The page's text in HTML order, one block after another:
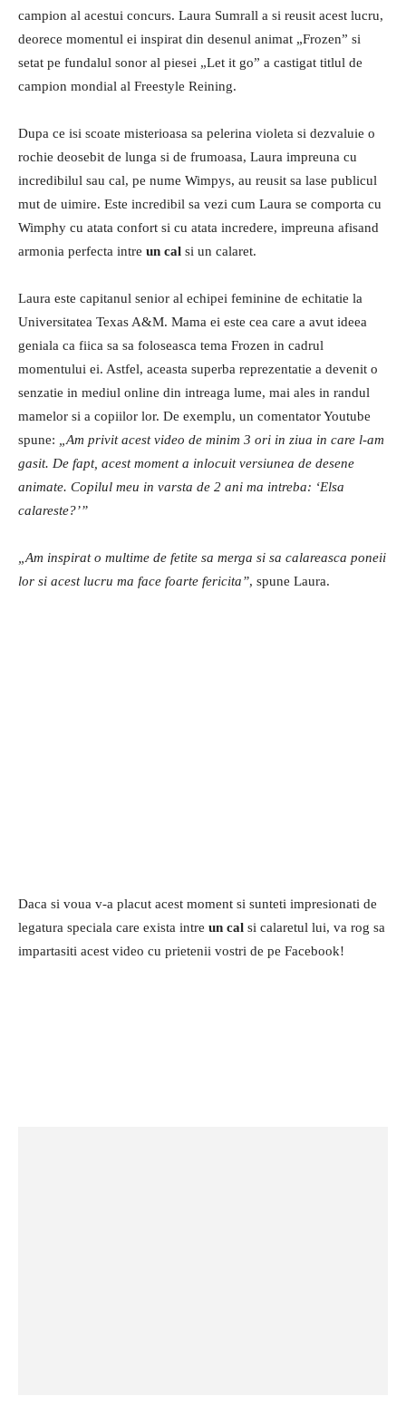
campion al acestui concurs. Laura Sumrall a si reusit acest lucru,
deorece momentul ei inspirat din desenul animat „Frozen” si
setat pe fundalul sonor al piesei „Let it go” a castigat titlul de
campion mondial al Freestyle Reining.
Dupa ce isi scoate misterioasa sa pelerina violeta si dezvaluie o
rochie deosebit de lunga si de frumoasa, Laura impreuna cu
incredibilul sau cal, pe nume Wimpys, au reusit sa lase publicul
mut de uimire. Este incredibil sa vezi cum Laura se comporta cu
Wimphy cu atata confort si cu atata incredere, impreuna afisand
armonia perfecta intre un cal si un calaret.
Laura este capitanul senior al echipei feminine de echitatie la
Universitatea Texas A&M. Mama ei este cea care a avut ideea
geniala ca fiica sa sa foloseasca tema Frozen in cadrul
momentului ei. Astfel, aceasta superba reprezentatie a devenit o
senzatie in mediul online din intreaga lume, mai ales in randul
mamelor si a copiilor lor. De exemplu, un comentator Youtube
spune:
„Am privit acest video de minim 3 ori in ziua in care l-am
gasit. De fapt, acest moment a inlocuit versiunea de desene
animate. Copilul meu in varsta de 2 ani ma intreba: ‘Elsa
calareste?’”
„Am inspirat o multime de fetite sa merga si sa calareasca poneii
lor si acest lucru ma face foarte fericita”, spune Laura.
Daca si voua v-a placut acest moment si sunteti impresionati de
legatura speciala care exista intre un cal si calaretul lui, va rog sa
impartasiti acest video cu prietenii vostri de pe Facebook!